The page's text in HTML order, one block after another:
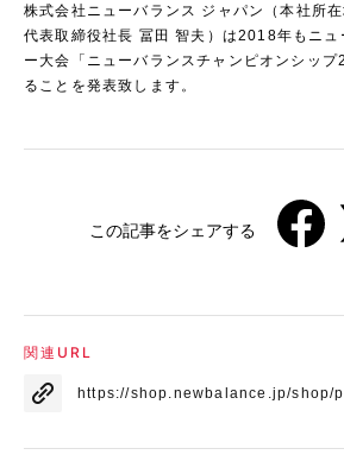
株式会社ニューバランス ジャパン（本社所在
代表取締役社長 冨田 智夫）は2018年もニュ
ー大会「ニューバランスチャンピオンシッ
ることを発表致します。
この記事をシェアする
関連URL
https://shop.newbalance.jp/shop/